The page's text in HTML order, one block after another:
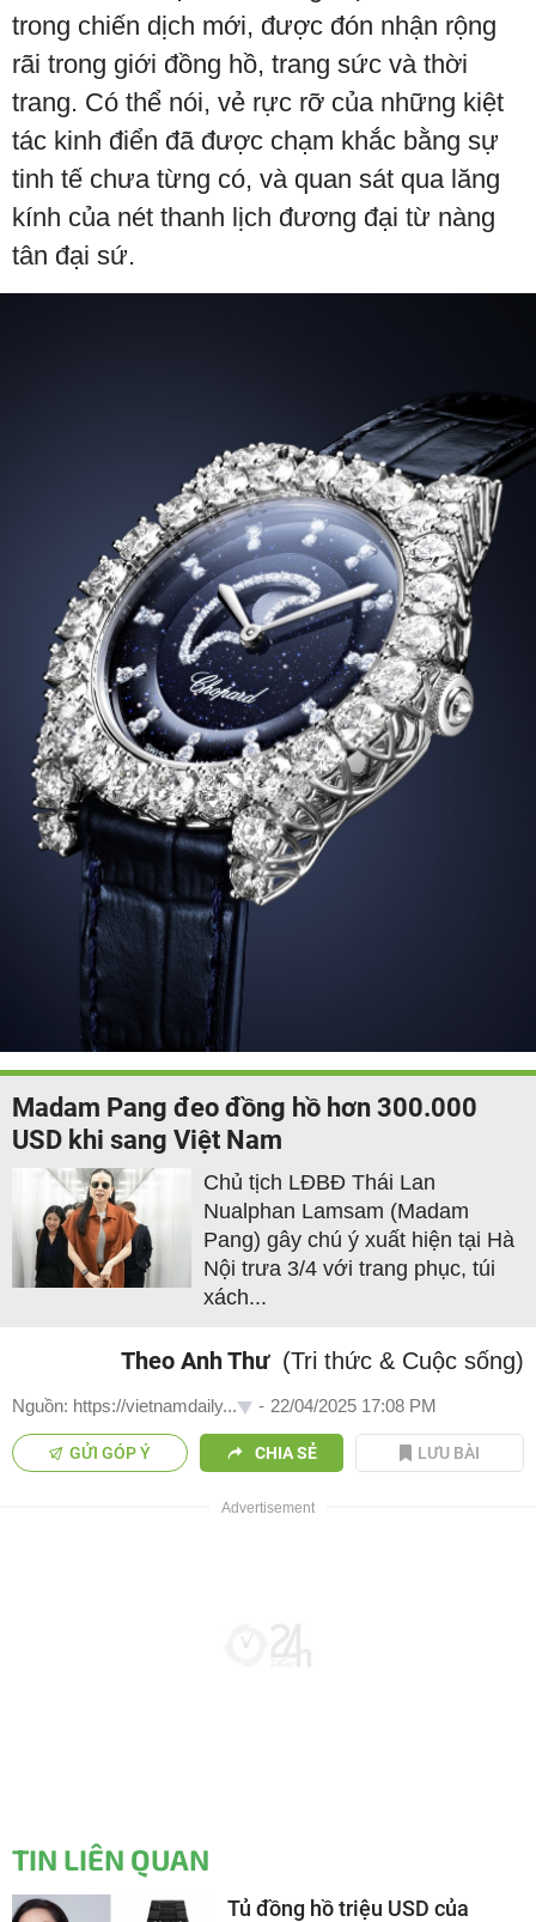
trong chiến dịch mới, được đón nhận rộng
rãi trong giới đồng hồ, trang sức và thời
trang. Có thể nói, vẻ rực rỡ của những kiệt
tác kinh điển đã được chạm khắc bằng sự
tinh tế chưa từng có, và quan sát qua lăng
kính của nét thanh lịch đương đại từ nàng
tân đại sứ.
Madam Pang đeo đồng hồ hơn 300.000
USD khi sang Việt Nam
Chủ tịch LĐBĐ Thái Lan
Nualphan Lamsam (Madam
Pang) gây chú ý xuất hiện tại Hà
Nội trưa 3/4 với trang phục, túi
xách...
Theo Anh Thư (Tri thức & Cuộc sống)
Nguồn: https://vietnamdaily... - 22/04/2025 17:08 PM
GỬI GÓP Ý CHIA SẺ LƯU BÀI
TIN LIÊN QUAN
Tủ đồng hồ triệu USD của